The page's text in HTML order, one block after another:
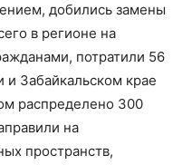
добились замены
в регионе на
потратили 56
Забайкальском крае
распределено 300
на
пространств,